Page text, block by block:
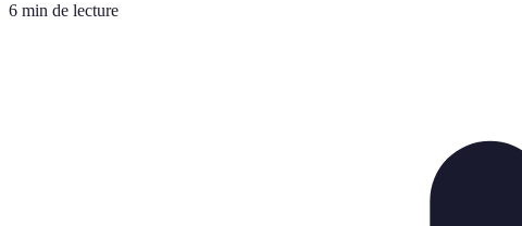
6 min de lecture